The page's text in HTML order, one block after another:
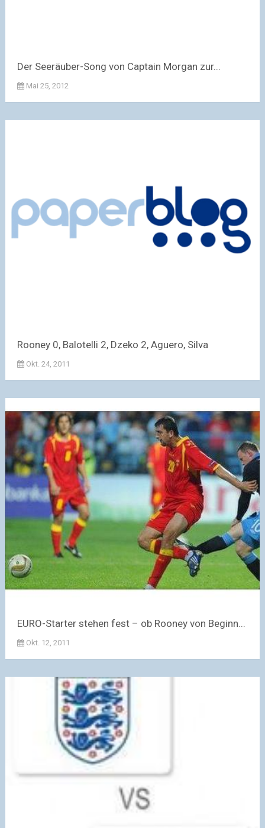
Der Seeräuber-Song von Captain Morgan zur...
Mai 25, 2012
Rooney 0, Balotelli 2, Dzeko 2, Aguero, Silva
Okt. 24, 2011
EURO-Starter stehen fest – ob Rooney von Beginn...
Okt. 12, 2011